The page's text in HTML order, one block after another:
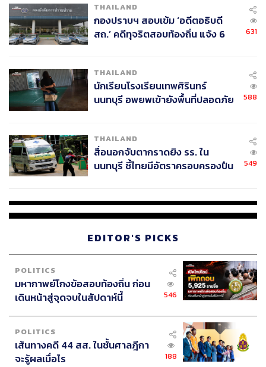
จ่ายหนี้-แอบระบุแบรนด์
THAILAND
กองปราบฯ สอบเข้ม ‘อดีตอธิบดี
สถ.’ คดีทุจริตสอบท้องถิ่น แจ้ง 6
631
THAILAND
นักเรียนโรงเรียนเทพศิรินทร์
นนทบุรี อพยพเข้ายังพื้นที่ปลอดภัย
588
THAILAND
สื่อนอกจับตากราดยิง รร. ใน
นนทบุรี ชี้ไทยมีอัตราครอบครองปืน
549
EDITOR'S PICKS
POLITICS
มหากาพย์โกงข้อสอบท้องถิ่น ก่อน
เดินหน้าสู่จุดจบในสัปดาห์นี้
546
POLITICS
เส้นทางคดี 44 สส. ในชั้นศาลฎีกา
จะรู้ผลเมื่อไร
188